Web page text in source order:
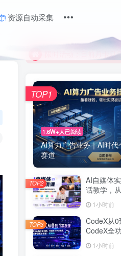
资源自动采集限时活动；目前月卡只
有问题联系及时联系站长
限时活动；目前月卡只
1.6W+人已阅读
AI算力广告业务｜AI时
赛道
TOP1
AI自媒体
话教学，
内容创作
1小时前
TOP2
CodeX从
CodeX全
发实战，
一键落地
1小时前
TOP3